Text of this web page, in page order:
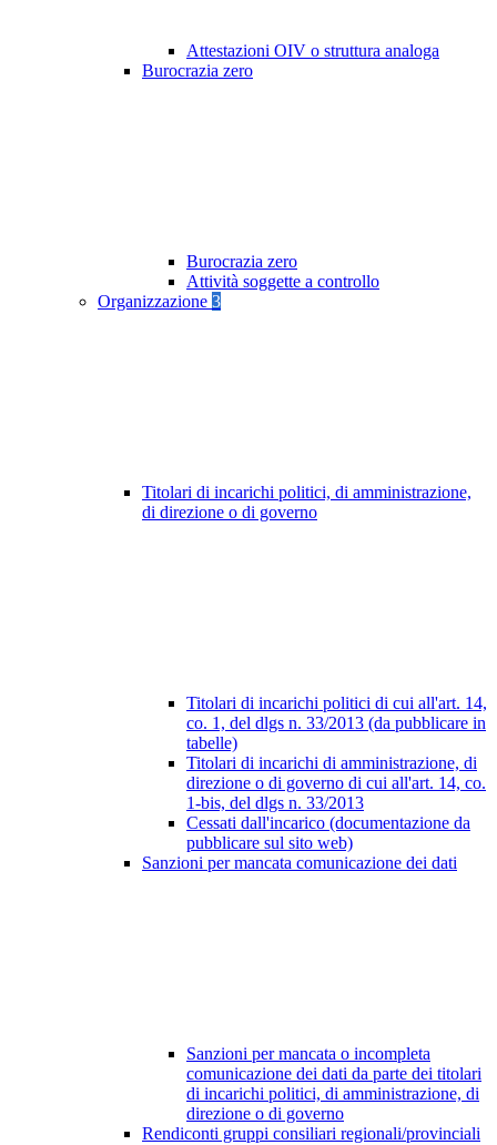
Attestazioni OIV o struttura analoga
Burocrazia zero
Burocrazia zero
Attività soggette a controllo
Organizzazione 3
Titolari di incarichi politici, di amministrazione,
di direzione o di governo
Titolari di incarichi politici di cui all'art. 14,
co. 1, del dlgs n. 33/2013 (da pubblicare in
tabelle)
Titolari di incarichi di amministrazione, di
direzione o di governo di cui all'art. 14, co.
1-bis, del dlgs n. 33/2013
Cessati dall'incarico (documentazione da
pubblicare sul sito web)
Sanzioni per mancata comunicazione dei dati
Sanzioni per mancata o incompleta
comunicazione dei dati da parte dei titolari
di incarichi politici, di amministrazione, di
direzione o di governo
Rendiconti gruppi consiliari regionali/provinciali